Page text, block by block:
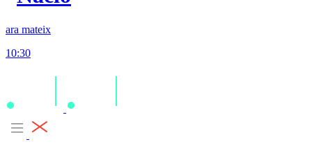
ara mateix
10:30